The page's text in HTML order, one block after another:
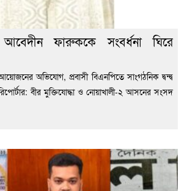
ফারুককে সংবর্ধনা ঘিরে
অভিযোগ, প্রবাসী বিএনপিতে সাংগঠনিক দ্বন্দ্ব
বীর মুক্তিযোদ্ধা ও নোয়াখালী-২ আসনের সংসদ